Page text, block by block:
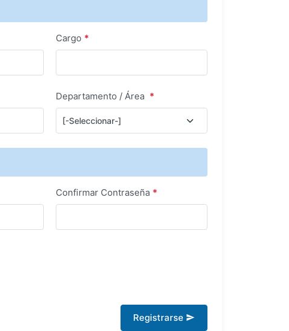
Cargo *
Departamento / Área *
Confirmar Contraseña *
Registrarse